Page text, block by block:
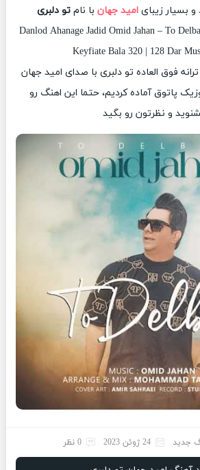
و بسیار زیبایامید جهان با نامتو دلبری
Danlod Ahanage Jadid Omid Jahan – To
Keyfiate Bala 320 | 128 Dar
ترانه فوق العاده تو دلبری با صدای امید جهان
پاتوق آماده کردیم، حتما این اهنگ رو
و نظرتون رو بگید
جدید 24 ژوئن 2023 0 نظر